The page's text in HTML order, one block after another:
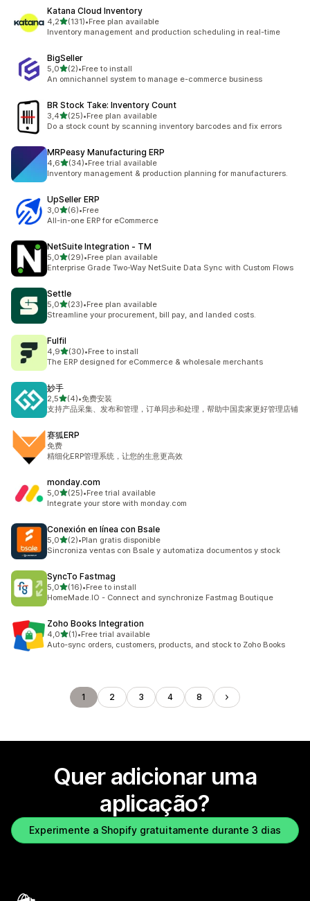
Katana Cloud Inventory
4,2de 5 estrelas
(131)
131 total de avaliações
•Free plan available
Inventory management and production scheduling in real-time
BigSeller
5,0de 5 estrelas
(2)
2 total de avaliações
•Free to install
An omnichannel system to manage e-commerce business
BR Stock Take: Inventory Count
3,4de 5 estrelas
(25)
25 total de avaliações
•Free plan available
Do a stock count by scanning inventory barcodes and fix errors
MRPeasy Manufacturing ERP
4,6de 5 estrelas
(34)
34 total de avaliações
•Free trial available
Inventory management & production planning for manufacturers.
UpSeller ERP
3,0de 5 estrelas
(6)
6 total de avaliações
•Free
All-in-one ERP for eCommerce
NetSuite Integration ‑ TM
5,0de 5 estrelas
(29)
29 total de avaliações
•Free plan available
Enterprise Grade Two-Way NetSuite Data Sync with Custom Flows
Settle
5,0de 5 estrelas
(23)
23 total de avaliações
•Free plan available
Streamline your procurement, bill pay, and landed costs.
Fulfil
4,9de 5 estrelas
(30)
30 total de avaliações
•Free to install
The ERP designed for eCommerce & wholesale merchants
妙手
2,5de 5 estrelas
(4)
4 total de avaliações
•免费安装
支持产品采集、发布和管理，订单同步和处理，帮助中国卖家更好管理店铺
赛狐ERP
免费
精细化ERP管理系统，让您的生意更高效
monday.com
5,0de 5 estrelas
(25)
25 total de avaliações
•Free trial available
Integrate your store with monday.com
Conexión en línea con Bsale
5,0de 5 estrelas
(2)
2 total de avaliações
•Plan gratis disponible
Sincroniza ventas con Bsale y automatiza documentos y stock
SyncTo Fastmag
5,0de 5 estrelas
(16)
16 total de avaliações
•Free to install
HomeMade.IO - Connect and synchronize Fastmag Boutique
Zoho Books Integration
4,0de 5 estrelas
(1)
1 total de avaliações
•Free trial available
Auto-sync orders, customers, products, and stock to Zoho Books
1 2 3 4 8
Quer adicionar uma
aplicação?
Experimente a Shopify gratuitamente durante 3 dias